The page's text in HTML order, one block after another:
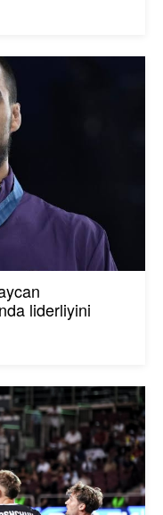
liderliyini